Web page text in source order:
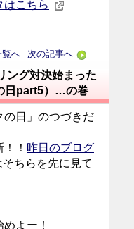
はこちら
覧へ 次の記事へ
ング対決始まった
日part5）…の巻
日」のつづきだ
！ 昨日のブログ
ちらを先に見て
よー！